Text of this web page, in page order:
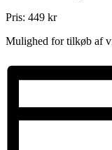
Pris: 449 kr
Mulighed for tilkøb af